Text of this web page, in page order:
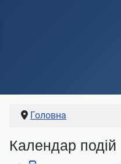
Головна
Календар подій